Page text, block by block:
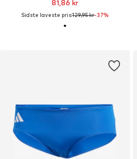
81,86 kr
Sidste laveste pris:129,95 kr-37%